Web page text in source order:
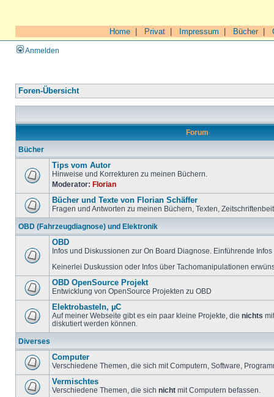
Home Privat Impressum Bücher|
Anmelden
Foren-Übersicht
Forum
Bücher
Tips vom Autor
Hinweise und Korrekturen zu meinen Büchern.
Moderator: Florian
Bücher und Texte von Florian Schäffer
Fragen und Antworten zu meinen Büchern, Texten,
OBD (Fahrzeugdiagnose) und Elektronik
OBD
Infos und Diskussionen zur On Board Diagnose. Einführende
Keinerlei Duskussion oder Infos über Tachomanipulationen
OBD OpenSource Projekt
Entwicklung von OpenSource Projekten zu OBD
Elektrobasteln, µC
Auf meiner Webseite gibt es ein paar kleine Projekte, die nichts
diskutiert werden können.
Diverses
Computer
Verschiedene Themen, die sich mit Computern, Software,
Vermischtes
Verschiedene Themen, die sich nicht mit Computern befassen.